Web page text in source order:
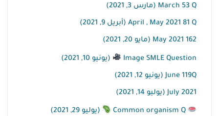
March 53 Q (مارس 3, 2021)
April , May 2021 81 Q (أبريل 9, 2021)
May 2021 162 (مايو 20, 2021)
Image SMLE Question (يونيو 10, 2021)
June 119Q (يونيو 12, 2021)
July 2021 (يوليو 14, 2021)
Common organism Q (يوليو 29, 2021)